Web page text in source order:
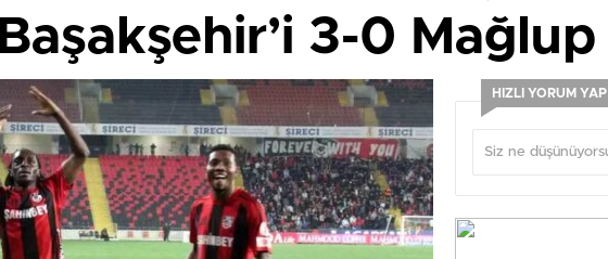
3-0
HIZLI YORUM YAP